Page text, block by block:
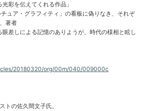
彩を伝えてくれる作品」
ュア・グラフィティ」の看板に偽りなき、それぞ
著者
差しによる記憶のありようが、時代の様相と眩し
20180320/org/00m/040/009000c
トの佐久間文子氏。